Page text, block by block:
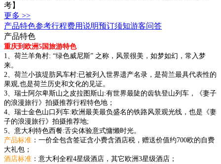
考】
更多 >>
产品特色参考行程费用说明预订须知游客问答
产品特色
重庆到欧洲5国旅游特色
1、荷兰羊角村: “绿色威尼斯” 之称，风景很美，如梦如幻，常入梦
来。
2、荷兰小孩堤肪风车村:已被列入世界遗产名录，是荷兰最具代表性的
果观,也是荷兰历史和文化的见证。
3、瑞士阿尔卑斯山之皮拉图斯山:有世界最陡的齿轨登山列车，《妻子
的浪漫旅行》拍摄推荐行程特色地；
4、瑞士金色山口列车:欧洲最美最负盛名的铁路风景观光线，也是《妻
子的浪漫旅行》拍摄推荐地;
5、意大利特色西餐:舌尖体验意式慵懒时光。
产品标准 ：一价全包含签证含小费含酒店税，赠送价值约700欧的自费
大礼包；
酒店标准 ：意大利全程4星级酒店，其它欧洲3星级酒店；